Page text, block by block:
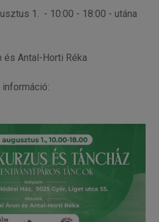
1. - 10:00 - 18:00 - utána
és Antal-Horti Réka